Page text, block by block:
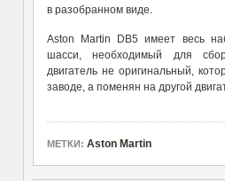
в разобранном виде.
Aston Martin DB5 имеет весь
шасси, необходимый для
двигатель не оригинальный,
заводе, а поменян на другой
МЕТКИ: Aston Martin